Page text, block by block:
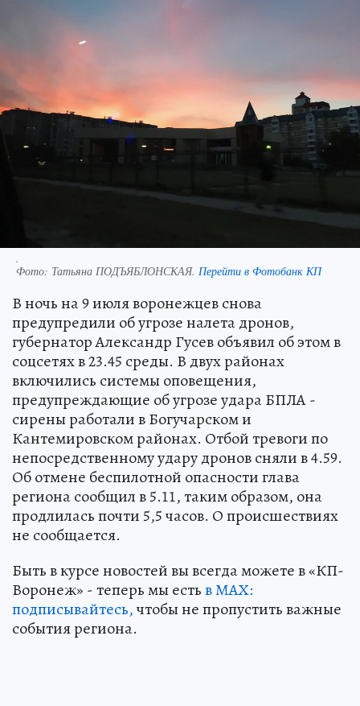
.
Фото: Татьяна ПОДЪЯБЛОНСКАЯ. Перейти в Фотобанк КП
В ночь на 9 июля воронежцев снова
предупредили об угрозе налета дронов,
губернатор Александр Гусев объявил об этом в
соцсетях в 23.45 среды. В двух районах
включились системы оповещения,
предупреждающие об угрозе удара БПЛА -
сирены работали в Богучарском и
Кантемировском районах. Отбой тревоги по
непосредственному удару дронов сняли в 4.59.
Об отмене беспилотной опасности глава
региона сообщил в 5.11, таким образом, она
продлилась почти 5,5 часов. О происшествиях
не сообщается.
Быть в курсе новостей вы всегда можете в «КП-
Воронеж» - теперь мы естьв МАХ:
подписывайтесь,чтобы не пропустить важные
события региона.